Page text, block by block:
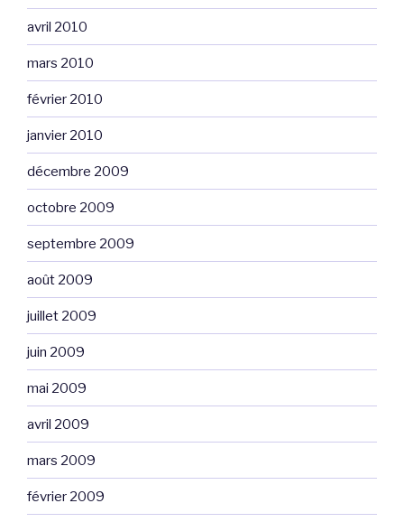
avril 2010
mars 2010
février 2010
janvier 2010
décembre 2009
octobre 2009
septembre 2009
août 2009
juillet 2009
juin 2009
mai 2009
avril 2009
mars 2009
février 2009